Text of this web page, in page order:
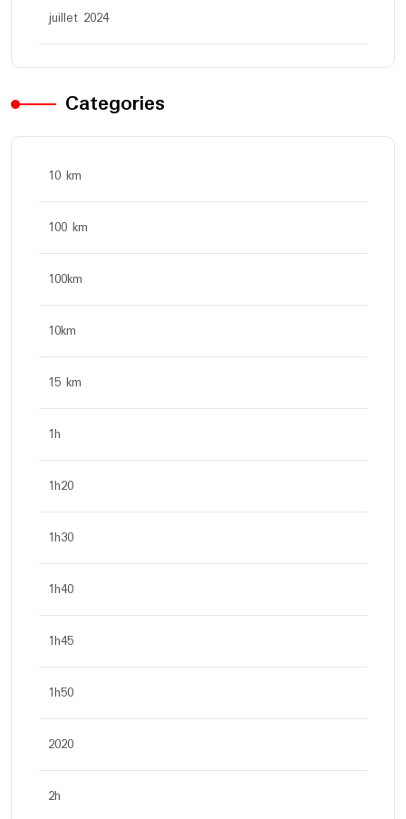
juillet 2024
Categories
10 km
100 km
100km
10km
15 km
1h
1h20
1h30
1h40
1h45
1h50
2020
2h